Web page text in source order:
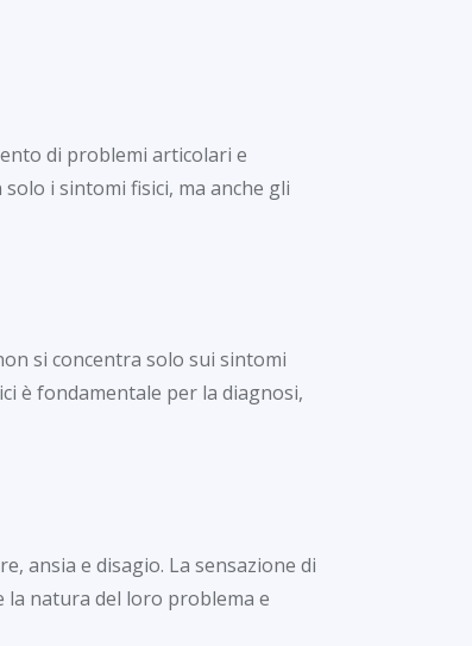
di problemi articolari e
i sintomi fisici, ma anche gli
si concentra solo sui sintomi
è fondamentale per la diagnosi,
ansia e disagio. La sensazione di
la natura del loro problema e